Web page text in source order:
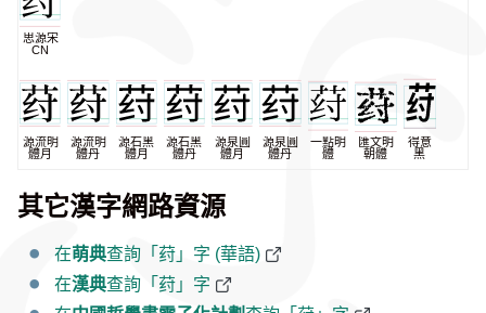
思源宋
CN
源流明
體月
源流明
體丹
源石黑
體月
源石黑
體丹
源泉圓
體月
源泉圓
體丹
一點明
體
匯文明
朝體
得意
黑
其它漢字網路資源
在萌典查詢「荮」字 (華語)
在漢典查詢「荮」字